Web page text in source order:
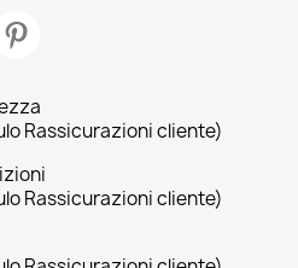
Rassicurazioni cliente)
Rassicurazioni cliente)